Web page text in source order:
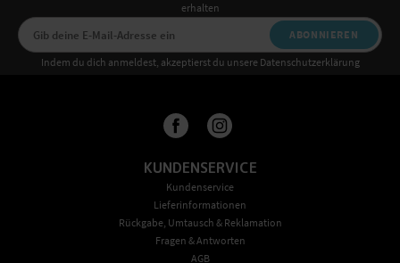
erhalten
ABONNIEREN
Indem du dich anmeldest, akzeptierst du unsere Datenschutzerklärung
KUNDENSERVICE
Kundenservice
Lieferinformationen
Rückgabe, Umtausch & Reklamation
Fragen & Antworten
AGB